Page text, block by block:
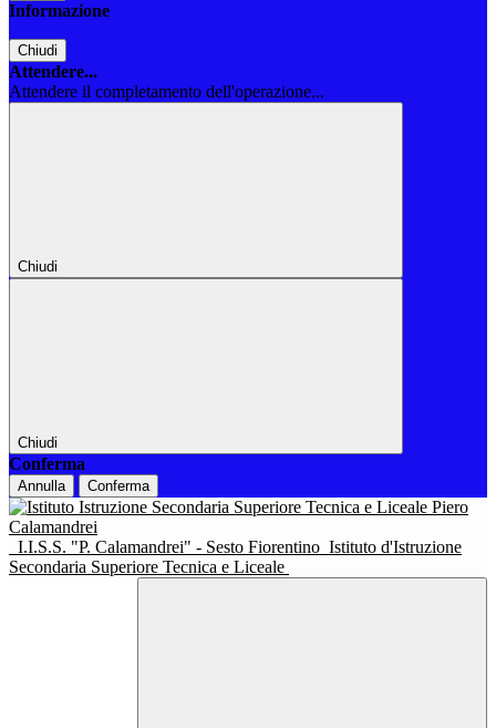
Informazione
Chiudi
Attendere...
Attendere il completamento dell'operazione...
Chiudi
Chiudi
Conferma
Annulla Conferma
I.I.S.S. "P. Calamandrei" - Sesto Fiorentino Istituto d'Istruzione
Secondaria Superiore Tecnica e Liceale